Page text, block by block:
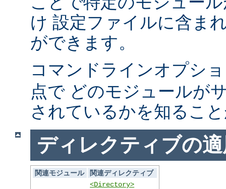
け 設定ファイルに含ま
ができます。
コマンドラインオプシ
点で どのモジュールが
されているかを知るこ
ディレクティブの
関連モジュール
関連ディレクティブ
<Directory>